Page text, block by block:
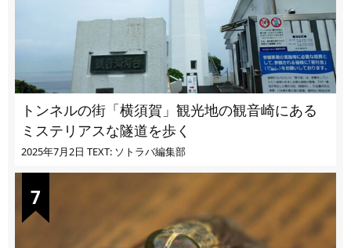
トンネルの街「横須賀」観光地の観音崎にある
ミステリアスな隧道を歩く
2025年7月2日 TEXT: ソトラバ編集部